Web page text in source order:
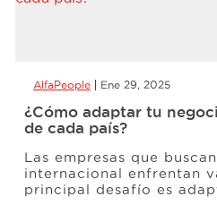
AlfaPeople Ene 29, 2025
¿Cómo adaptar tu
de cada país?
Las empresas que
internacional enfrentan
principal desafío es